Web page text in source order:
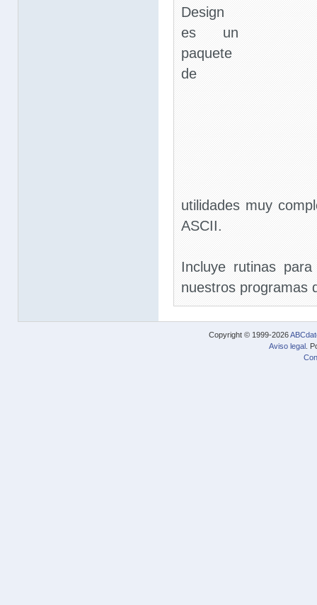
Design
es un
paquete
de
utilidades muy
ASCII.
Incluye rutinas
nuestros programas
Copyright © 1999-2026
Aviso legal .